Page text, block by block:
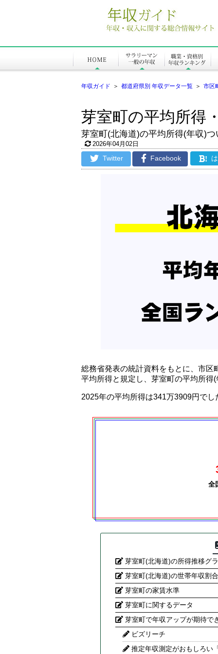
年収ガイド ＞ 都道府県別 年収データ一覧 ＞ 市区
芽室町の平均所得
芽室町(北海道)の平均所得(年収)つ
2026年04月02日
Twitter Facebook !
総務省発表の統計資料をもとに、市区
平均所得と規定し、芽室町の平均所得(
2025年の平均所得は341万3909円でし
全
芽室町(北海道)の所得推移グ
芽室町(北海道)の世帯年収割合
芽室町の家賃水準
芽室町に関するデータ
芽室町で年収アップが期待で
ビズリーチ
推定年収測定がおもしろい